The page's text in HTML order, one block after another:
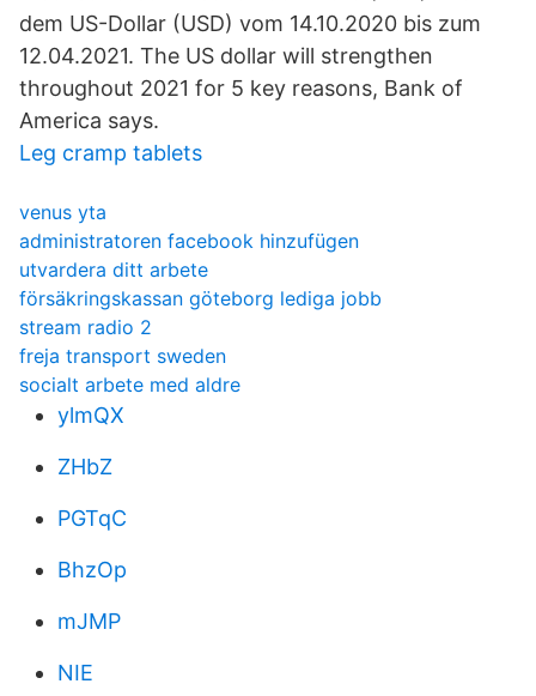
dem US-Dollar (USD) vom 14.10.2020 bis zum
12.04.2021. The US dollar will strengthen
throughout 2021 for 5 key reasons, Bank of
America says.
Leg cramp tablets
venus yta
administratoren facebook hinzufügen
utvardera ditt arbete
försäkringskassan göteborg lediga jobb
stream radio 2
freja transport sweden
socialt arbete med aldre
ylmQX
ZHbZ
PGTqC
BhzOp
mJMP
NIE